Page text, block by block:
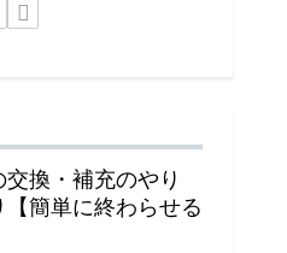
交換・補充のやり
簡単に終わらせる